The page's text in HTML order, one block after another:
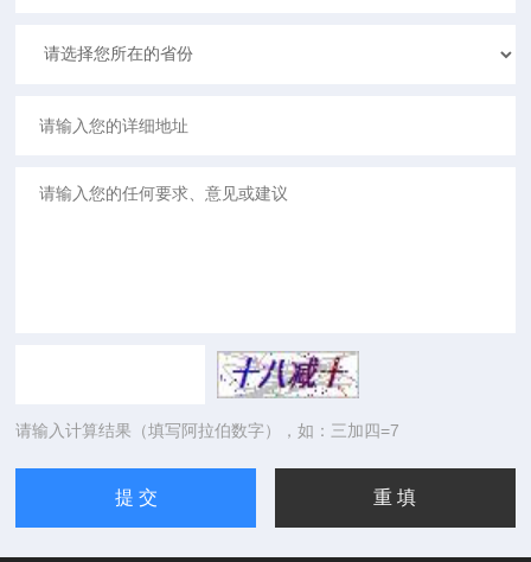
请输入计算结果（填写阿拉伯数字），如：三加四=7